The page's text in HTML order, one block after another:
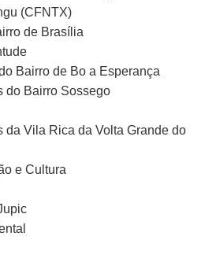
(CFNTX)
de Brasília
Bairro de Bo a Esperança
do Bairro Sossego
da Vila Rica da Volta Grande do
e Cultura